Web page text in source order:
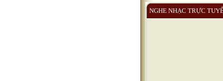
NGHE NHẠC TRỰC